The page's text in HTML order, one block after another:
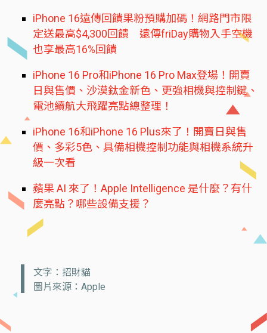
iPhone 16遠傳回饋果粉預購加碼！網路門市限
定送最高$4,300回饋 遠傳friDay購物入手空機
也享最高16%回饋
iPhone 16 Pro和iPhone 16 Pro Max登場！開賣
日與售價、沙漠鈦金新色、更強相機與控制鍵、
電池續航大飛躍亮點總整理！
iPhone 16和iPhone 16 Plus來了！開賣日與售
價、多彩5色、具備相機控制功能與相機系統升
級一次看
蘋果 AI 來了！Apple Intelligence 是什麼？有什
麼亮點？哪些設備支援？
文字：招財貓
圖片來源：Apple